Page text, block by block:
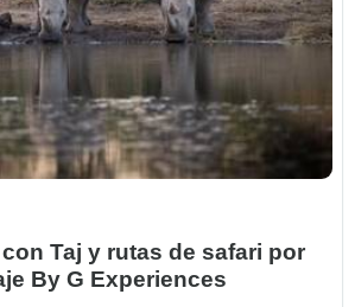
Taj y rutas de safari por
By G Experiences